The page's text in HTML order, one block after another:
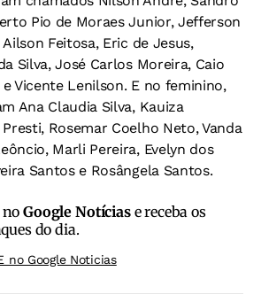
Pio de Moraes Junior, Jefferson
Feitosa, Eric de Jesus,
Silva, José Carlos Moreira, Caio
Vicente Lenilson. E no feminino,
Ana Claudia Silva, Kauiza
Rosemar Coelho Neto, Vanda
Marli Pereira, Evelyn dos
Santos e Rosângela Santos.
noGoogle Notíciase receba os
do dia.
no Google Noticias